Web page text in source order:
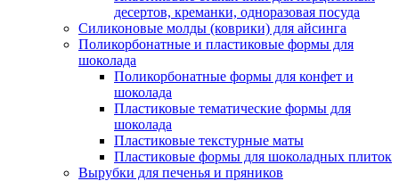
десертов, креманки, одноразовая посуда
Силиконовые молды (коврики) для айсинга
Поликорбонатные и пластиковые формы для
шоколада
Поликорбонатные формы для конфет и
шоколада
Пластиковые тематические формы для
шоколада
Пластиковые текстурные маты
Пластиковые формы для шоколадных плиток
Вырубки для печенья и пряников